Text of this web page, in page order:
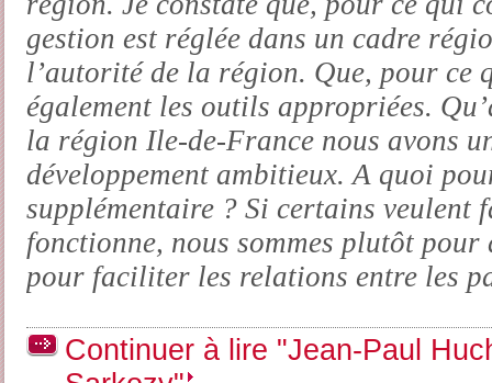
gestion est réglée dans un cadre
l’autorité de la région. Que, pour ce
également les outils appropriées.
la région Ile-de-France nous avons
développement ambitieux. A quoi
supplémentaire ? Si certains veulent
fonctionne, nous sommes plutôt pour
pour faciliter les relations entre les
Continuer à lire "Jean-Paul